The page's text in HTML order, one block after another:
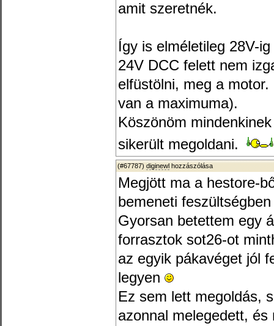
amit szeretnék.
Így is elméletileg 28V-
24V DCC felett nem
elfüstölni, meg a
van a maximuma).
Köszönöm
sikerült megoldani.
(#67787) diginewl hozzászólása
Megjött ma a hestore-
bemeneti
Gyorsan betettem egy
forrasztok sot26-ot
az egyik pákavéget jól
legyen
Ez sem lett megoldás,
azonnal melegedett,